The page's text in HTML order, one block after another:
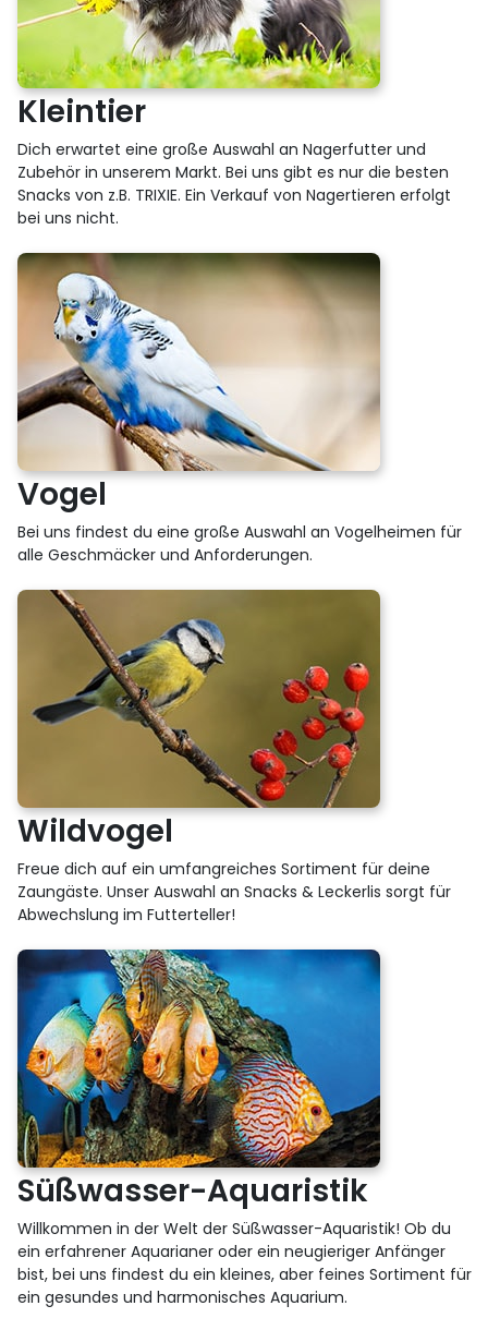
Kleintier
Dich erwartet eine große Auswahl an Nagerfutter und
Zubehör in unserem Markt. Bei uns gibt es nur die besten
Snacks von z.B. TRIXIE. Ein Verkauf von Nagertieren erfolgt
bei uns nicht.
Vogel
Bei uns findest du eine große Auswahl an Vogelheimen für
alle Geschmäcker und Anforderungen.
Wildvogel
Freue dich auf ein umfangreiches Sortiment für deine
Zaungäste. Unser Auswahl an Snacks & Leckerlis sorgt für
Abwechslung im Futterteller!
Süßwasser-Aquaristik
Willkommen in der Welt der Süßwasser-Aquaristik! Ob du
ein erfahrener Aquarianer oder ein neugieriger Anfänger
bist, bei uns findest du ein kleines, aber feines Sortiment für
ein gesundes und harmonisches Aquarium.